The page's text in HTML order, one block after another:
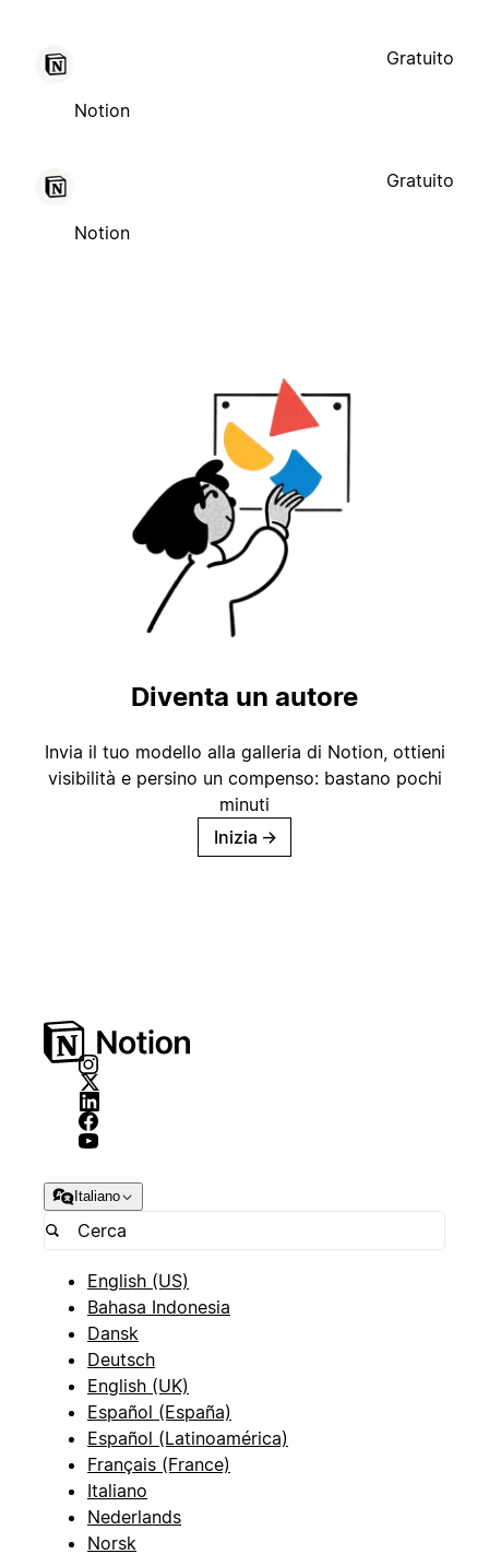
Notion
Gratuito
Notion
Gratuito
Diventa un autore
Invia il tuo modello alla galleria di Notion, ottieni
visibilità e persino un compenso: bastano pochi
minuti
Inizia →
Italiano
English (US)
Bahasa Indonesia
Dansk
Deutsch
English (UK)
Español (España)
Español (Latinoamérica)
Français (France)
Italiano
Nederlands
Norsk